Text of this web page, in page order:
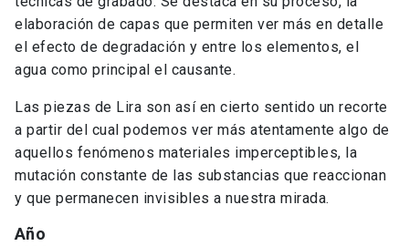
elaboración de capas que permiten ver más en detalle
el efecto de degradación y entre los elementos, el
agua como principal el causante.
Las piezas de Lira son así en cierto sentido un recorte
a partir del cual podemos ver más atentamente algo de
aquellos fenómenos materiales imperceptibles, la
mutación constante de las substancias que reaccionan
y que permanecen invisibles a nuestra mirada.
Año